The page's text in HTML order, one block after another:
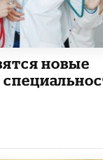
новые